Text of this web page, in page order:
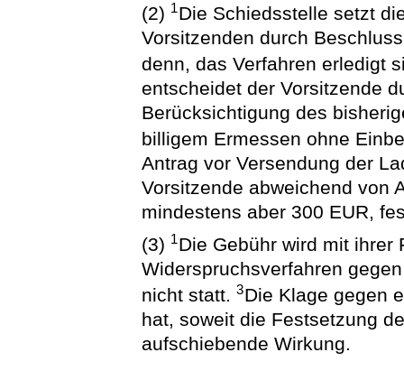
(2) 1Die Schiedsstelle setzt
Vorsitzenden durch
denn, das Verfahren erledigt
entscheidet der Vorsitzende
Berücksichtigung des
billigem Ermessen ohne
Antrag vor Versendung der
Vorsitzende abweichend von
mindestens aber 300 EUR,
(3) 1Die Gebühr wird mit
Widerspruchsverfahren
nicht statt.3Die Klage gegen
hat, soweit die Festsetzung
aufschiebende Wirkung.